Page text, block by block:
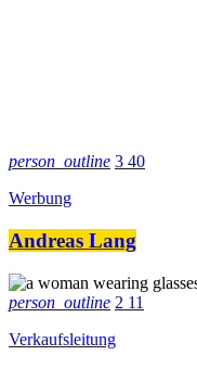
person_outline 3 40
Werbung
Andreas Lang
person_outline 2 11
Verkaufsleitung